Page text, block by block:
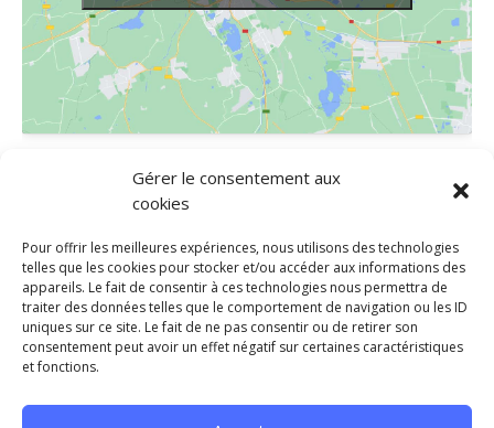
Gérer le consentement aux
cookies
Pour offrir les meilleures expériences, nous utilisons des technologies
telles que les cookies pour stocker et/ou accéder aux informations des
appareils. Le fait de consentir à ces technologies nous permettra de
traiter des données telles que le comportement de navigation ou les ID
uniques sur ce site. Le fait de ne pas consentir ou de retirer son
consentement peut avoir un effet négatif sur certaines caractéristiques
et fonctions.
SAINT JEAN DE VEDAS 34430 France + Google Map
Téléphone
0467471836